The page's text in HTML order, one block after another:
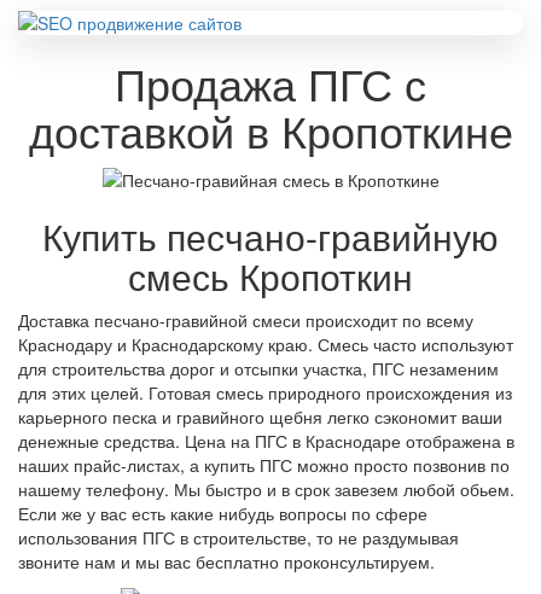
Продажа ПГС с
доставкой в Кропоткине
Купить песчано-гравийную
смесь Кропоткин
Доставка песчано-гравийной смеси происходит по всему
Краснодару и Краснодарскому краю. Смесь часто используют
для строительства дорог и отсыпки участка, ПГС незаменим
для этих целей. Готовая смесь природного происхождения из
карьерного песка и гравийного щебня легко сэкономит ваши
денежные средства. Цена на ПГС в Краснодаре отображена в
наших прайс-листах, а купить ПГС можно просто позвонив по
нашему телефону. Мы быстро и в срок завезем любой обьем.
Если же у вас есть какие нибудь вопросы по сфере
использования ПГС в строительстве, то не раздумывая
звоните нам и мы вас бесплатно проконсультируем.